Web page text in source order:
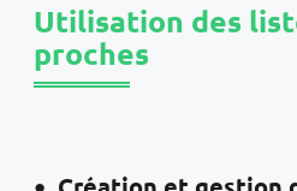
Utilisation des
proches